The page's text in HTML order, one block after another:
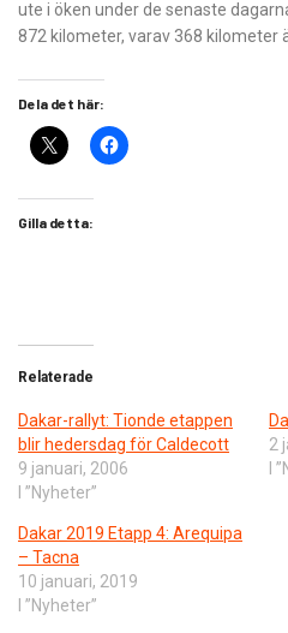
ute i öken under de senaste
872 kilometer, varav 368 kilometer
Dela det här:
Gilla detta:
Relaterade
Dakar-rallyt: Tionde etappen
blir hedersdag för Caldecott
9 januari, 2006
I ”Nyheter”
2
I
Dakar 2019 Etapp 4: Arequipa
– Tacna
10 januari, 2019
I ”Nyheter”